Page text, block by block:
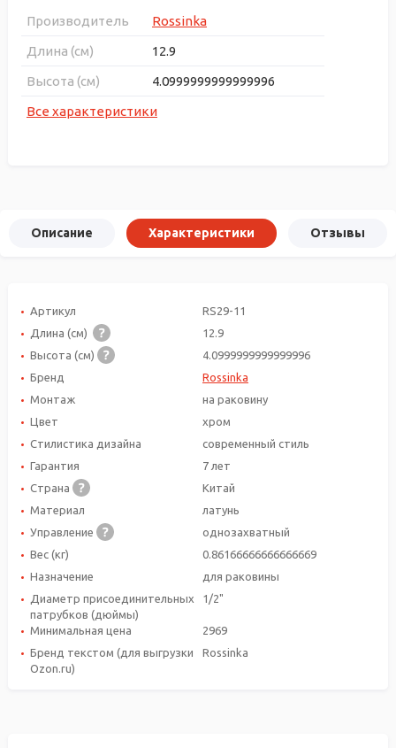
Производитель
Rossinka
Длина (см)
12.9
Высота (см)
4.0999999999999996
Все характеристики
Описание Характеристики Отзывы
Артикул
RS29-11
Длина (см)
12.9
Высота (см)
4.0999999999999996
Бренд
Rossinka
Монтаж
на раковину
Цвет
хром
Стилистика дизайна
современный стиль
Гарантия
7 лет
Страна
Китай
Материал
латунь
Управление
однозахватный
Вес (кг)
0.86166666666666669
Назначение
для раковины
Диаметр присоединительных
патрубков (дюймы)
1/2"
Минимальная цена
2969
Бренд текстом (для выгрузки
Ozon.ru)
Rossinka